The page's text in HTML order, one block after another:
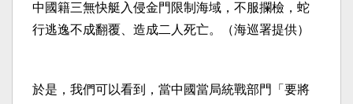
中國籍三無快艇入侵金門限制海域，不服攔檢，蛇
行逃逸不成翻覆、造成二人死亡。（海巡署提供）
於是，我們可以看到，當中國當局統戰部門「要將